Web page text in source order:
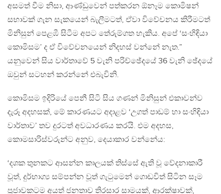
අසමත් වීම නිසා, ආණ්ඩුවෙන් පත්කරන ඕනෑම කොමිෂන්
සභාවක් ගැන සැකයෙන් බැලීමටත්, ඒවා විවේචනය කිරීමටත්
මිනිසුන් පෙළඹී සිටීම අපට තේරුම්ගත හැකිය. අපේ ‘සංහිඳියා
කොමිසම’ ද ඒ විවේචනයෙන් නිදහස් වන්නේ නැත.”
යනුවෙන් සිය වාර්තාවේ 5 වැනි පරිච්ඡේදයේ 36 වැනි ඡේදයේ
ඔවුන් සටහන් කරන්නේ එබැවිනි.
කොමිසම ඉදිරියේ පෙනී සිටි සිය ගණන් මිනිසුන් එකාවන්ව
දැරූ අදහසක්, මේ කාරණයට අදාළව ‘උගත් පාඩම් හා සංහිඳියා
වාර්තාව’ තව දුරටත් අවධාරණය කරයි. එම අදහස,
කොමසාරිස්වරුන්ට අනුව, දෙයාකාර වන්නේය:
‘දශක තුනකට ආසන්න කාලයක් තිස්සේ ඇති වූ වේදනාකාරී
වූත්, දුර්භාග්‍ය සම්පන්න වූත් ගැටුමෙන් ගොඩවිත් සිටින සෑම
ප්‍රජාවකටම අයත් ජනතාව තිරසාර සාමයක්, ආරක්ෂාවක්,